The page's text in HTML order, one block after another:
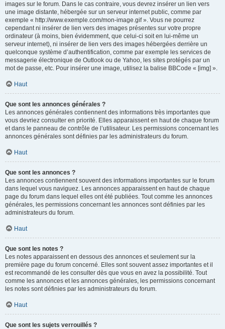
images sur le forum. Dans le cas contraire, vous devrez insérer un lien vers
une image distante, hébergée sur un serveur internet public, comme par
exemple « http://www.exemple.com/mon-image.gif ». Vous ne pourrez
cependant ni insérer de lien vers des images présentes sur votre propre
ordinateur (à moins, bien évidemment, que celui-ci soit en lui-même un
serveur internet), ni insérer de lien vers des images hébergées derrière un
quelconque système d’authentification, comme par exemple les services de
messagerie électronique de Outlook ou de Yahoo, les sites protégés par un
mot de passe, etc. Pour insérer une image, utilisez la balise BBCode « [img] ».
Haut
Que sont les annonces générales ?
Les annonces générales contiennent des informations très importantes que
vous devriez consulter en priorité. Elles apparaissent en haut de chaque forum
et dans le panneau de contrôle de l’utilisateur. Les permissions concernant les
annonces générales sont définies par les administrateurs du forum.
Haut
Que sont les annonces ?
Les annonces contiennent souvent des informations importantes sur le forum
dans lequel vous naviguez. Les annonces apparaissent en haut de chaque
page du forum dans lequel elles ont été publiées. Tout comme les annonces
générales, les permissions concernant les annonces sont définies par les
administrateurs du forum.
Haut
Que sont les notes ?
Les notes apparaissent en dessous des annonces et seulement sur la
première page du forum concerné. Elles sont souvent assez importantes et il
est recommandé de les consulter dès que vous en avez la possibilité. Tout
comme les annonces et les annonces générales, les permissions concernant
les notes sont définies par les administrateurs du forum.
Haut
Que sont les sujets verrouillés ?